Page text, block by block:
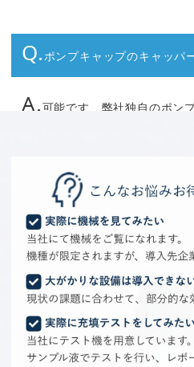
Q.ポンプキャップのキャッパ
A.可能です、弊社独自のポン